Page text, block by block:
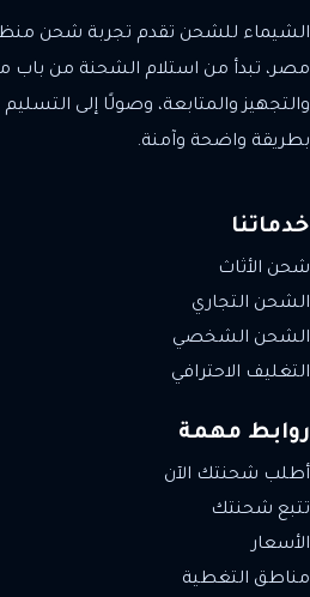
الشيماء للشحن تقدم تجربة شحن
مصر، تبدأ من استلام الشحنة من باب
والتجهيز والمتابعة، وصولًا إلى
بطريقة واضحة وآمنة.
خدماتنا
شحن الأثاث
الشحن التجاري
الشحن الشخصي
التغليف الاحترافي
روابط مهمة
أطلب شحنتك الآن
تتبع شحنتك
الأسعار
مناطق التغطية